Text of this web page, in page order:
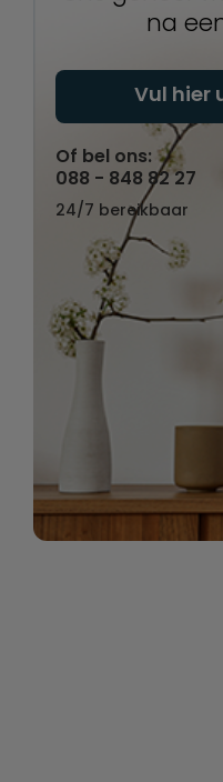
na
Vul hier
Of bel ons:
088 - 848 82 27
24/7 bereikbaar